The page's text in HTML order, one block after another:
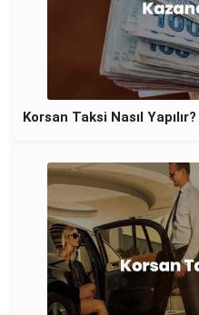
Korsan Taksi Nasıl